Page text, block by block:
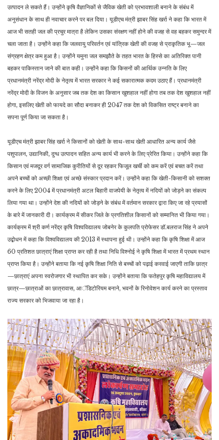
उत्पादन ले सकते हैं। उन्होंने कृषि वैज्ञानिकों से जैविक खेती को प्रभावशाली बनाने के संबंध में
अनुसंधान के साथ ही नवाचार करने पर बल दिया। यूडीएच मंत्री झाबर सिंह खर्रा ने कहा कि भारत में
आज भी सतही जल की प्रचुर मात्रा है लेकिन उसका संरक्षण नहीं होने की वजह से वह बहकर समुन्दर में
चला जाता है। उन्होंने कहा कि जलवायु परिवर्तन एवं यांत्रिक खेती की वजह से प्राकृतिक भू—जल
संग्रहण क्षेत्र कम हुआ है। उन्होंने यमुना जल समझौते के तहत भारत के हिस्से का अतिरिक्त पानी
बहकर पाकिस्तान जाने की बात कही। उन्होंने कहा कि किसनों की आर्थिक उन्नति के लिए
प्रधानमंत्री नरेंद्र मोदी के नेतृत्व में भारत सरकार ने कई सकारात्मक कदम उठाए हैं। प्रधानमंत्री
नरेंद्र मोदी के विजन के अनुसार जब तक देश का किसान खुशहाल नहीं होगा तब तक देश खुशहाल नहीं
होगा, इसलिए खेती को फायदे का सौदा बनाकर ही 2047 तक देश को विकसित राष्ट्र बनाने का
सपना पूर्ण किया जा सकता है।
यूडीएच मंत्री झाबर सिंह खर्रा ने किसानों को खेती के साथ-साथ खेती आधारित अन्य कार्य जैसे
पशुपालन, उद्यानिकी, दुग्ध उत्पादन सहित अन्य कार्य भी करने के लिए प्रेरित किया। उन्होंने कहा कि
किसान एवं मजदूर वर्ग सामाजिक कुरीतियों से दूर रहकर फिजूल खर्ची को कम करें एवं बचत करें तथा
अपने बच्चों को अच्छी शिक्षा एवं अच्छे संस्कार प्रदान करें। उन्होंने कहा कि खेती-किसानी को सशक्त
करने के लिए 2004 में प्रधानमंत्री अटल बिहारी वाजपेयी के नेतृत्व में नदियों को जोड़ने का संकल्प
लिया गया था। उन्होंने देश की नदियों को जोड़ने के संबंध में वर्तमान सरकार द्वारा किए जा रहे प्रयासों
के बारे में जानकारी दी। कार्यक्रम में सीकर जिले के प्रगतिशील किसानों को सम्मानित भी किया गया।
कार्यक्रम में श्री कर्ण नरेंद्र कृषि विश्वविद्यालय जोबनेर के कुलपति प्रोफेसर डॉ.बलराज सिंह ने अपने
उद्बोधन में कहा कि विश्वविद्यालय की 2013 में स्थापना हुई थी। उन्होंने कहा कि कृषि शिक्षा में आज
60 प्रतिशत छात्राएं शिक्षा प्राप्त कर रही है तथा निधि विश्नोई ने कृषि शिक्षा में भारत में प्रथम स्थान
प्राप्त किया है। उन्होंने बताया कि नई कृषि शिक्षा निति से बच्चों को पढ़ाई करवाई जाएगी ताकि छात्र
—छात्राएं अपना स्वरोजगार भी स्थापित कर सके। उन्होंने बताया कि फतेहपुर कृषि महाविद्यालय में
छात्र—छात्राओं का छात्रावास, आॅडिटोरियम बनाने, भवनों के रिनोवेशन कार्य करने का प्रस्ताव
राज्य सरकार को भिजवाया जा रहा है।